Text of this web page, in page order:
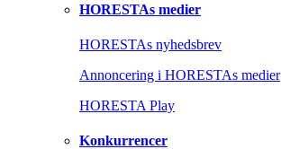
HORESTAs medier
HORESTAs nyhedsbrev
Annoncering i HORESTAs medier
HORESTA Play
Konkurrencer